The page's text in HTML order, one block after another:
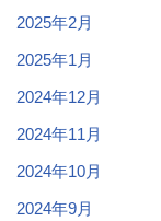
2025年2月
2025年1月
2024年12月
2024年11月
2024年10月
2024年9月